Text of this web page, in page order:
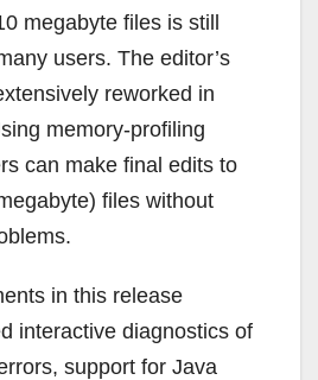
megabyte files is still
users. The editor’s
reworked in
memory-profiling
can make final edits to
files without
in this release
interactive diagnostics of
support for Java